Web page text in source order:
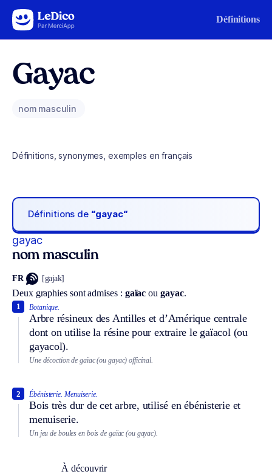
Aller au contenu Définitions
Gayac
nom masculin
Définitions, synonymes, exemples en français
Définitions de “gayac“
gayac
nom masculin
FR [gajak]
Deux graphies sont admises : gaïac ou gayac.
Botanique.
Arbre résineux des Antilles et d’Amérique centrale
dont on utilise la résine pour extraire le gaïacol (ou
gayacol).
1
Une décoction de gaïac (ou gayac) officinal.
Ébénisterie. Menuiserie.
Bois très dur de cet arbre, utilisé en ébénisterie et
menuiserie.
2
Un jeu de boules en bois de gaïac (ou gayac).
À découvrir